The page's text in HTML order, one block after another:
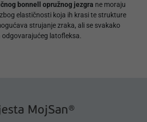
bonnell opružnog jezgra ne moraju
elastičnosti koja ih krasi te strukture
strujanje zraka, ali se svakako
latofleksa.
MojSan®